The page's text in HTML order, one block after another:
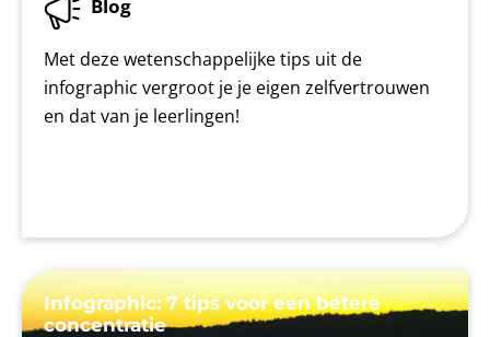
Blog
Met deze wetenschappelijke tips uit de
infographic vergroot je je eigen zelfvertrouwen
en dat van je leerlingen!
Infographic: 7 tips voor een betere
concentratie